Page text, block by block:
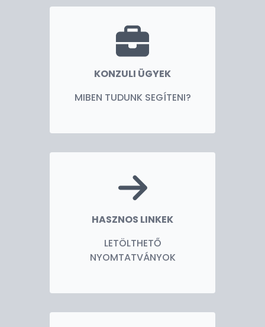
KONZULI ÜGYEK
MIBEN TUDUNK SEGÍTENI?
HASZNOS LINKEK
LETÖLTHETŐ
NYOMTATVÁNYOK